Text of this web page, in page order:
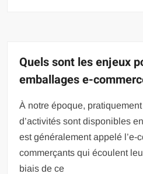
Quels sont les enjeux
emballages e-
À notre époque,
d’activités sont disponibles
est généralement appelé l’e-
commerçants qui écoulent
biais de ce